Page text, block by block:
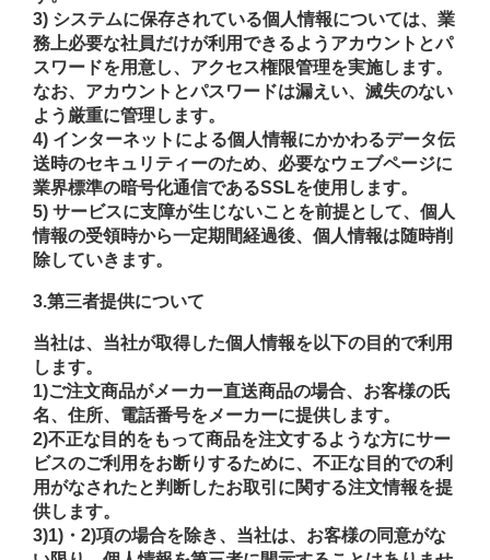
3) システムに保存されている個人情報については、業
務上必要な社員だけが利用できるようアカウントとパ
スワードを用意し、アクセス権限管理を実施します。
なお、アカウントとパスワードは漏えい、滅失のない
よう厳重に管理します。
4) インターネットによる個人情報にかかわるデータ伝
送時のセキュリティーのため、必要なウェブページに
業界標準の暗号化通信であるSSLを使用します。
5) サービスに支障が生じないことを前提として、個人
情報の受領時から一定期間経過後、個人情報は随時削
除していきます。
3.第三者提供について
当社は、当社が取得した個人情報を以下の目的で利用
します。
1)ご注文商品がメーカー直送商品の場合、お客様の氏
名、住所、電話番号をメーカーに提供します。
2)不正な目的をもって商品を注文するような方にサー
ビスのご利用をお断りするために、不正な目的での利
用がなされたと判断したお取引に関する注文情報を提
供します。
3)1)・2)項の場合を除き、当社は、お客様の同意がな